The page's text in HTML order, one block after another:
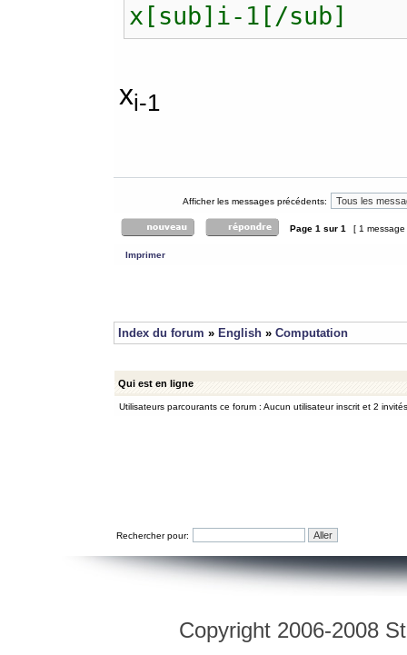
x[sub]i-1[/sub]
xi-1
Afficher les messages précédents:
Page 1 sur 1 [ 1
Imprimer
Index du forum » English » Computation
Qui est en ligne
Utilisateurs parcourants ce forum : Aucun utilisateur inscrit et 2 invités
Rechercher pour:
Copyright 2006-2008